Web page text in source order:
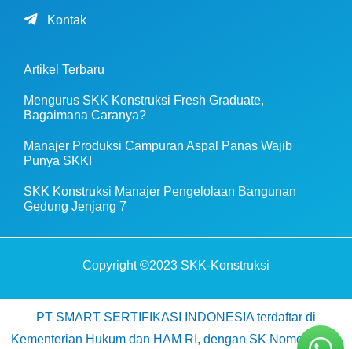
Kontak
Artikel Terbaru
Mengurus SKK Konstruksi Fresh Graduate,
Bagaimana Caranya?
Manajer Produksi Campuran Aspal Panas Wajib
Punya SKK!
SKK Konstruksi Manajer Pengelolaan Bangunan
Gedung Jenjang 7
Copyright ©2023 SKK-Konstruksi
PT SMART SERTIFIKASI INDONESIA terdaftar di
Kementerian Hukum dan HAM RI, dengan SK Nomor AHU-